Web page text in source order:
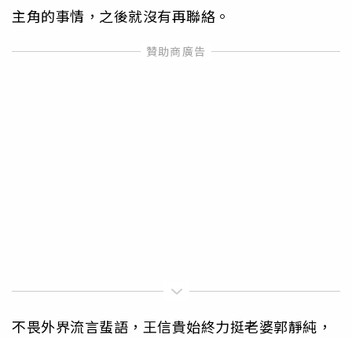
主角的事情，之後就沒有再聯絡。
不畏外界流言蜚語，王信貴始終力挺老婆郭靜純，